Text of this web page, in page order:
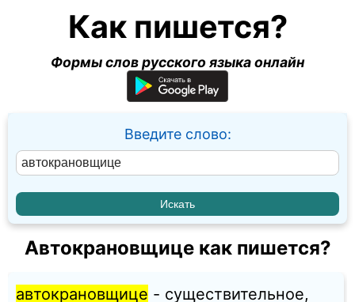
Как пишется?
Формы слов русского языка онлайн
Введите слово:
Автокрановщице как пишется?
автокрановщице - существительное,